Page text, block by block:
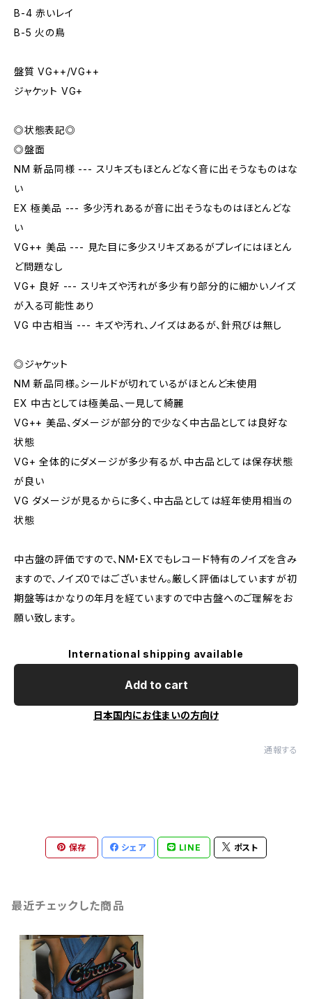
B-4 赤いレイ
B-5 火の鳥
盤質 VG++/VG++
ジャケット VG+
◎状態表記◎
◎盤面
NM 新品同様 --- スリキズもほとんどなく音に出そうなものはな
い
EX 極美品 --- 多少汚れあるが音に出そうなものはほとんどな
い
VG++ 美品 --- 見た目に多少スリキズあるがプレイにはほとん
ど問題なし
VG+ 良好 --- スリキズや汚れが多少有り部分的に細かいノイズ
が入る可能性あり
VG 中古相当 --- キズや汚れ、ノイズはあるが、針飛びは無し
◎ジャケット
NM 新品同様。シールドが切れているがほとんど未使用
EX 中古としては極美品、一見して綺麗
VG++ 美品、ダメージが部分的で少なく中古品としては良好な
状態
VG+ 全体的にダメージが多少有るが、中古品としては保存状態
が良い
VG ダメージが見るからに多く、中古品としては経年使用相当の
状態
中古盤の評価ですので、NM・EXでもレコード特有のノイズを含み
ますので、ノイズ0ではございません。厳しく評価はしていますが初
期盤等はかなりの年月を経ていますので中古盤へのご理解をお
願い致します。
International shipping available
Add to cart
日本国内にお住まいの方向け
通報する
保存 シェア LINE ポスト
最近チェックした商品